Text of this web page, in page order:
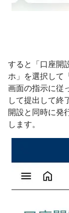
すると「口座開
ホ」を選択して
画面の指示に従
して提出して終
開設と同時に発
します。